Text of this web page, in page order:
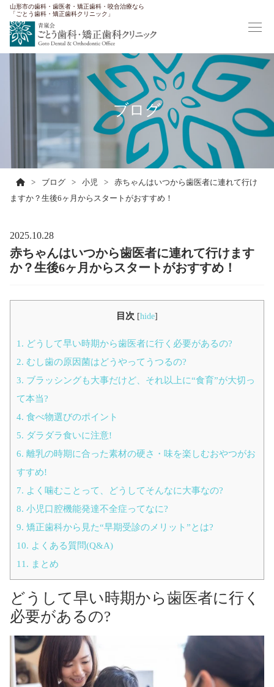
山形市の歯科・歯医者・矯正歯科・咬合治療なら
「ごとう歯科・矯正歯科クリニック」
ブログ
> ブログ > 小児 >
赤ちゃんはいつから歯医者に連れて行け
ますか？生後6ヶ月からスタートがおすすめ！
2025.10.28
赤ちゃんはいつから歯医者に連れて行けます
か？生後6ヶ月からスタートがおすすめ！
目次 [hide]
1. どうして早い時期から歯医者に行く必要があるの?
2. むし歯の原因菌はどうやってうつるの?
3. ブラッシングも大事だけど、それ以上に“食育”が大切っ
て本当?
4. 食べ物選びのポイント
5. ダラダラ食いに注意!
6. 離乳の時期に合った素材の硬さ・味を楽しむおやつがお
すすめ!
7. よく噛むことって、どうしてそんなに大事なの?
8. 小児口腔機能発達不全症ってなに?
9. 矯正歯科から見た“早期受診のメリット”とは?
10. よくある質問(Q&A)
11. まとめ
どうして早い時期から歯医者に行く
必要があるの?